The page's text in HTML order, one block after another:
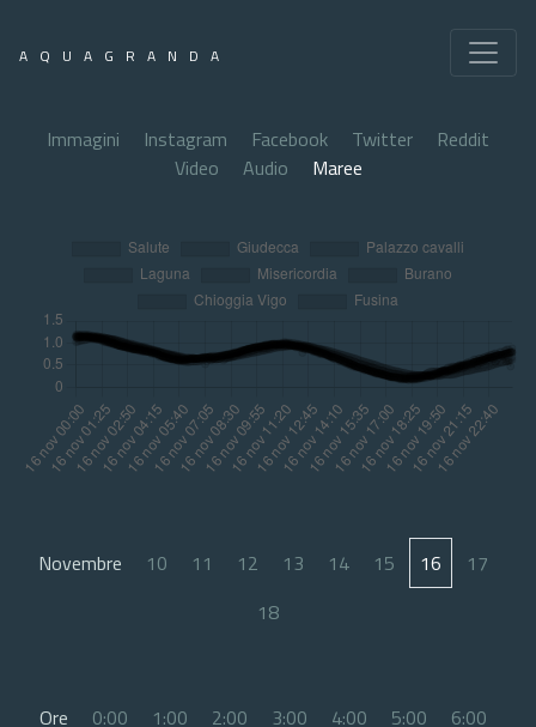
AQUAGRANDA
Immagini Instagram Facebook Twitter
Reddit
Video
Audio Maree
Novembre 10 11 12 13 14 15 16
17
18
Ore 0:00 1:00 2:00 3:00 4:00 5:00
6:00